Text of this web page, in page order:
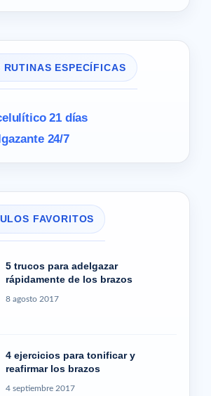
RUTINAS ESPECÍFICAS
21 días
24/7
FAVORITOS
5 trucos para adelgazar
rápidamente de los brazos
8 agosto 2017
4 ejercicios para tonificar y
reafirmar los brazos
4 septiembre 2017